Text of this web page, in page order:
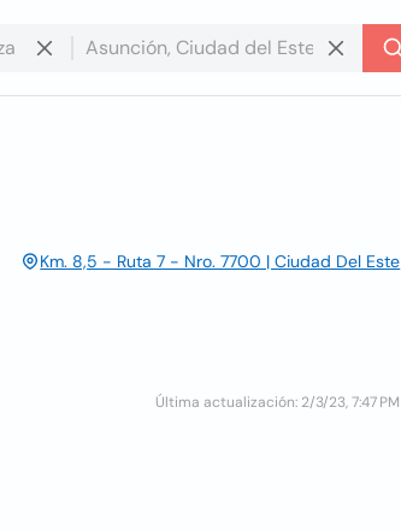
Km. 8,5 - Ruta 7 - Nro. 7700 | Ciudad Del Este
Última actualización: 2/3/23, 7:47 PM